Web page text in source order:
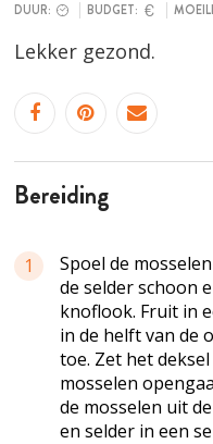
DUUR: BUDGET:
Lekker gezond.
bereiding
1
Spoel de
de selder schoon
knoflook. Fruit in
in de helft van de
toe. Zet het
mosselen
de mosselen uit
en selder in een